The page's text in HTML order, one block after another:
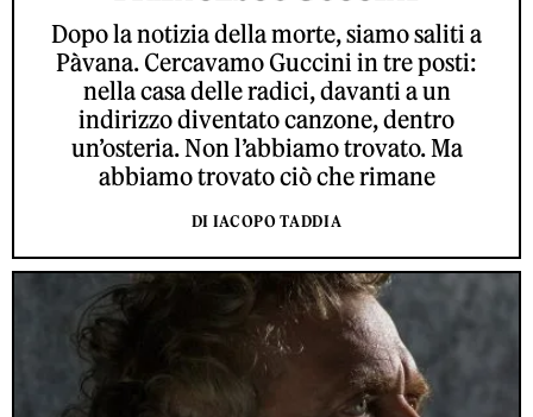
Dopo la notizia della morte, siamo saliti a
Pàvana. Cercavamo Guccini in tre posti:
nella casa delle radici, davanti a un
indirizzo diventato canzone, dentro
un’osteria. Non l’abbiamo trovato. Ma
abbiamo trovato ciò che rimane
DI IACOPO TADDIA